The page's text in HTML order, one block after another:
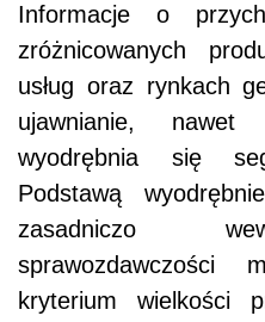
Informacje o
zróżnicowanych
usług oraz rynkach
ujawnianie,
wyodrębnia się
Podstawą
zasadniczo
sprawozdawczości
kryterium wielkości